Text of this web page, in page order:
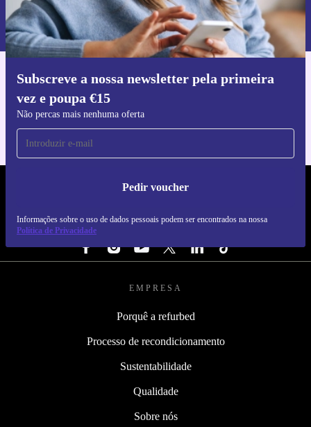
Subscreve a nossa newsletter pela primeira
vez e poupa €15
Não percas mais nenhuma oferta
Pedir voucher
Informações sobre o uso de dados pessoais podem ser encontrados na nossa
Política de Privacidade
Informações sobre o uso de dados pessoais podem ser encontrados na
nossa
Política de Privacidade.
Faz o download da app refurbed
Para iOS e Android
REFURBED PORTUGAL - RETHINK NEW.
SEGUE-NOS
EMPRESA
Porquê a refurbed
Processo de recondicionamento
Sustentabilidade
Qualidade
Sobre nós